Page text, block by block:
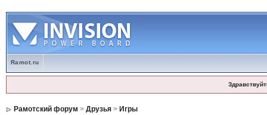
Ramot.ru
Рамотский форум > Друзья> Игры